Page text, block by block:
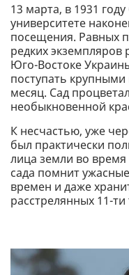
13 марта, в 1931
университете
посещения. Равных
редких
Юго-Востоке
поступать
месяц. Сад
необыкновенной
К несчастью, уже
был практически
лица земли во
сада помнит
времен и даже
расстрелянных 11-